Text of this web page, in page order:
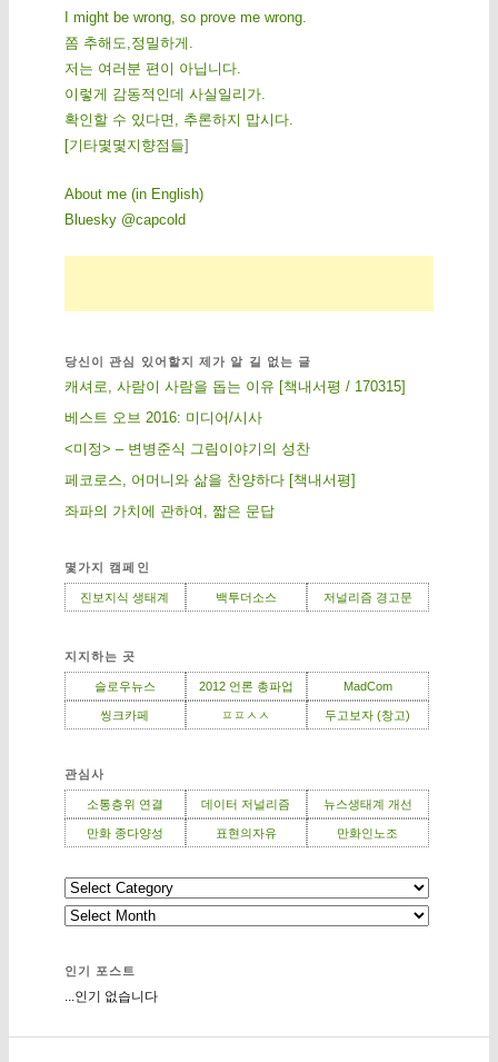
I might be wrong, so prove me wrong.
쫌 추해도,정밀하게.
저는 여러분 편이 아닙니다.
이렇게 감동적인데 사실일리가.
확인할 수 있다면, 추론하지 맙시다.
[기 타몇 몇 지 향점 들]
About me (in English)
Bluesky @capcold
당신이 관심 있어할지 제가 알 길 없는 글
캐셔로, 사람이 사람을 돕는 이유 [책내서평 / 170315]
베스트 오브 2016: 미디어/시사
<미정> – 변병준식 그림이야기의 성찬
페코로스, 어머니와 삶을 찬양하다 [책내서평]
좌파의 가치에 관하여, 짧은 문답
몇가지 캠페인
진보지식 생태계 백투더소스 저널리즘 경고문
지지하는 곳
슬로우뉴스 2012 언론 총파업 MadCom
씽크카페 ㅍㅍㅅㅅ 두고보자 (창고)
관심사
소통층위 연결 데이터 저널리즘 뉴스생태계 개선
만화 종다양성 표현의자유 만화인노조
인기 포스트
...인기 없습니다